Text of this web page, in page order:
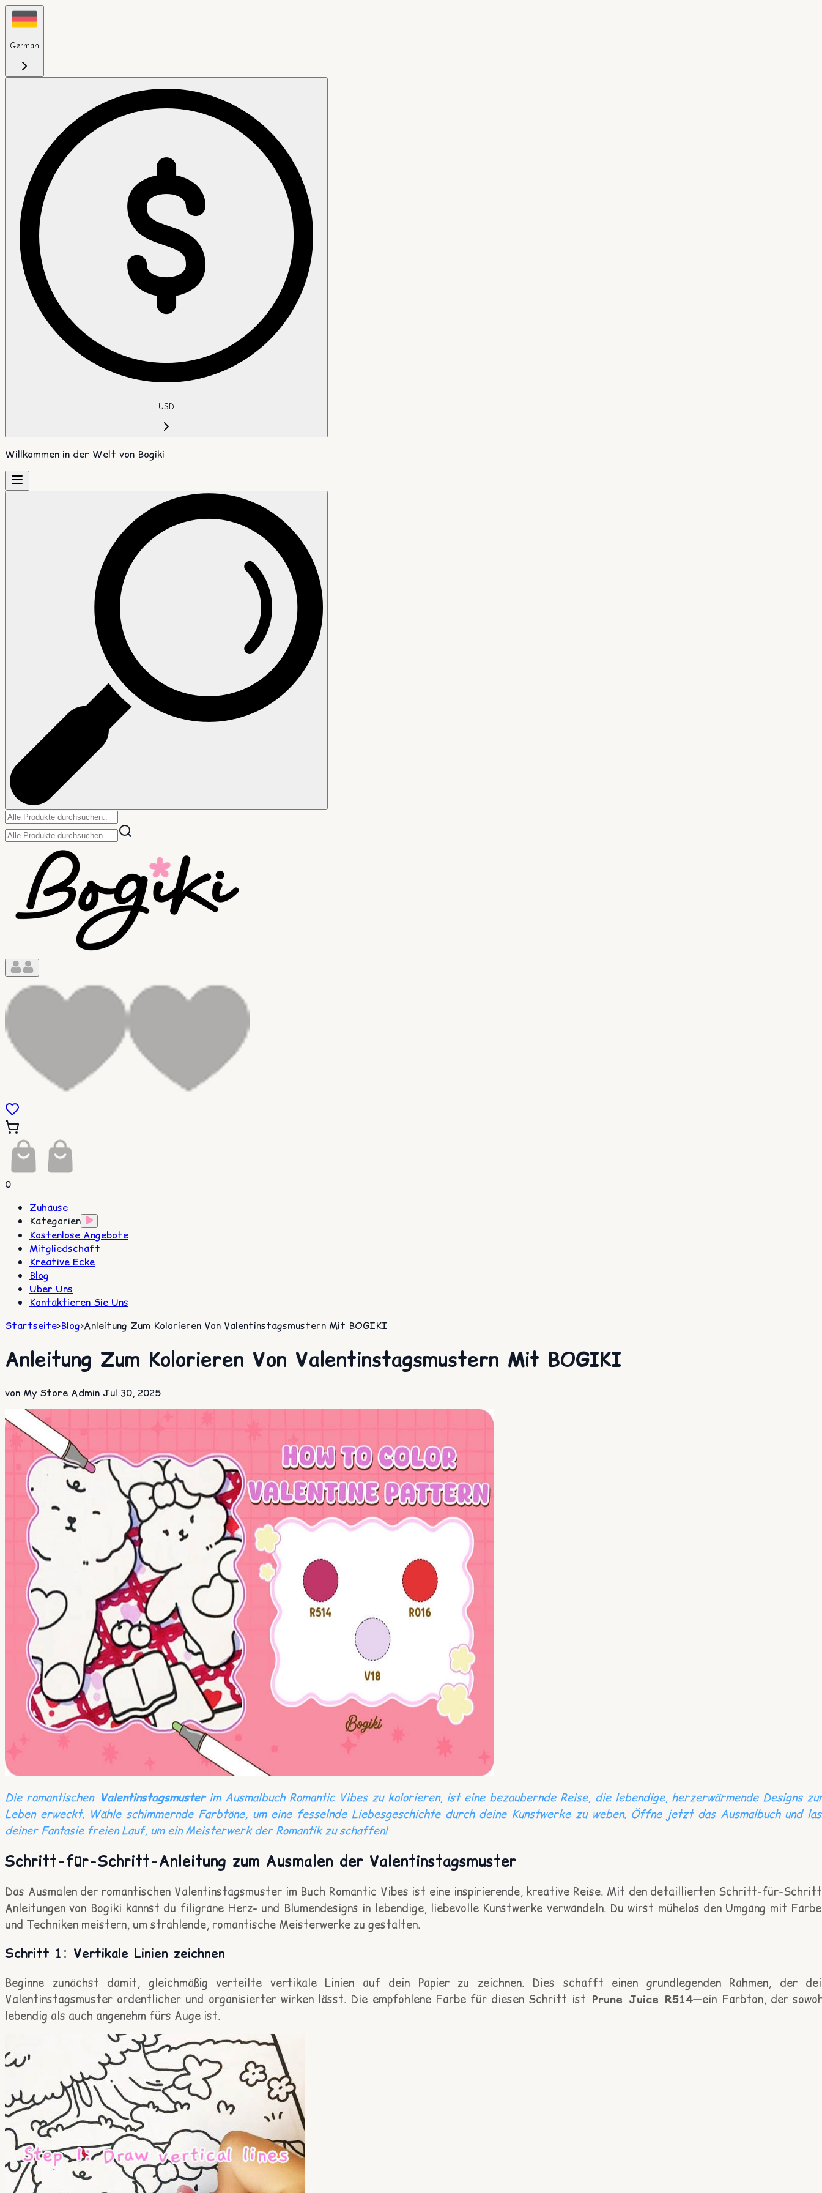
German
USD
Willkommen in der Welt von Bogiki
0
Zuhause
Kategorien
Kostenlose Angebote
Mitgliedschaft
Kreative Ecke
Blog
Uber Uns
Kontaktieren Sie Uns
Startseite>Blog>Anleitung Zum Kolorieren Von Valentinstagsmustern Mit BOGIKI
Anleitung Zum Kolorieren Von Valentinstagsmustern Mit BOGIKI
von My Store Admin Jul 30, 2025
Die romantischenValentinstagsmusterim Ausmalbuch Romantic Vibes zu kolorieren, ist eine bezaubernde Reise, die lebendige, herzerwärmende Designs
Leben erweckt. Wähle schimmernde Farbtöne, um eine fesselnde Liebesgeschichte durch deine Kunstwerke zu weben. Öffne jetzt das Ausmalbuch und
deiner Fantasie freien Lauf, um ein Meisterwerk der Romantik zu schaffen!
Schritt-für-Schritt-Anleitung zum Ausmalen der Valentinstagsmuster
Das Ausmalen der romantischen Valentinstagsmuster im Buch Romantic Vibes ist eine inspirierende, kreative Reise. Mit den detaillierten Schritt-für-
Anleitungen von Bogiki kannst du filigrane Herz- und Blumendesigns in lebendige, liebevolle Kunstwerke verwandeln. Du wirst mühelos den Umgang mit
und Techniken meistern, um strahlende, romantische Meisterwerke zu gestalten.
Schritt 1: Vertikale Linien zeichnen
Beginne zunächst damit, gleichmäßig verteilte vertikale Linien auf dein Papier zu zeichnen. Dies schafft einen grundlegenden Rahmen, der
Valentinstagsmuster ordentlicher und organisierter wirken lässt. Die empfohlene Farbe für diesen Schritt ist Prune Juice R514—ein Farbton, der
lebendig als auch angenehm fürs Auge ist.